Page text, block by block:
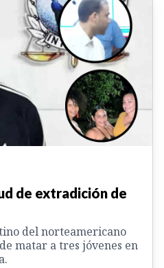
de extradición de
del norteamericano
matar a tres jóvenes en